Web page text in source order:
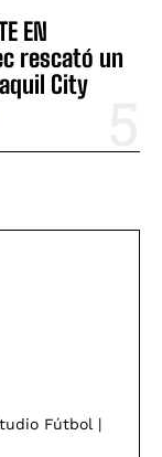
EN
rescató un
City
Fútbol |